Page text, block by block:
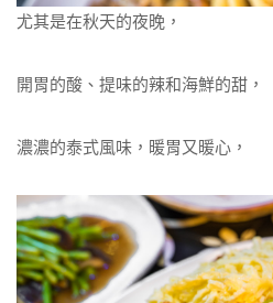
尤其是在秋天的夜晚，
開胃的酸、提味的辣和海鮮的甜，
濃濃的泰式風味，暖胃又暖心，